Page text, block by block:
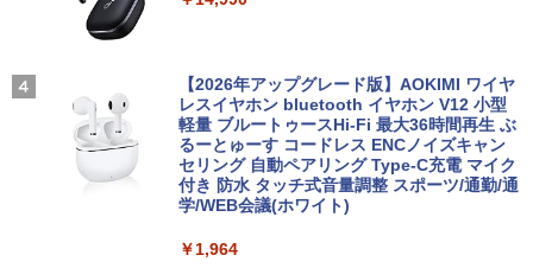
GHz/8GB/256GB(SSD)/15.6W/FWXGA
(1366x768)/Win11 画面シミあり【中
古】【20260709】
￥16,500
DELL Latitude 3500 Core i5 8265U 1.6
コン PC 一体型 新品 Windows11 27型 C
ore i7 第4世代 Office付き メモリ16GB
SSD512GB 初期設定済 ホワイト ブラッ
ク
￥69,800
コミックスデラックス） （コミック） 全
巻セット
￥9,653
んか小さくてかわいいやつ (1-8巻 最新
【2026年アップグレード版】AOKIMI ワイヤ
レスイヤホン bluetooth イヤホン V12 小型
軽量 ブルートゥースHi-Fi 最大36時間再生 ぶ
るーとゅーす コードレス ENCノイズキャン
セリング 自動ペアリング Type-C充電 マイク
付き 防水 タッチ式音量調整 スポーツ/通勤/通
学/WEB会議(ホワイト)
￥1,964